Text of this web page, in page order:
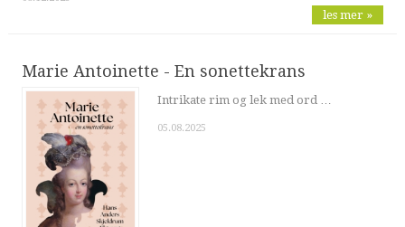
les mer »
Marie Antoinette - En sonettekrans
Intrikate rim og lek med ord …
05.08.2025